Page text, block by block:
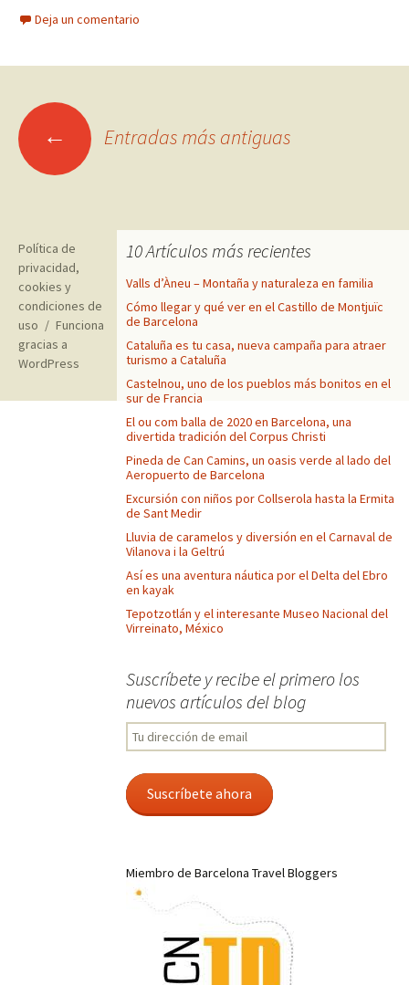
Deja un comentario
Ir
las
entradas
← Entradas más antiguas
10 Artículos más recientes
Valls d’Àneu – Montaña y naturaleza en familia
Cómo llegar y qué ver en el Castillo de Montjuïc
de Barcelona
Cataluña es tu casa, nueva campaña para atraer
turismo a Cataluña
Castelnou, uno de los pueblos más bonitos en el
sur de Francia
El ou com balla de 2020 en Barcelona, una
divertida tradición del Corpus Christi
Pineda de Can Camins, un oasis verde al lado del
Aeropuerto de Barcelona
Excursión con niños por Collserola hasta la Ermita
de Sant Medir
Lluvia de caramelos y diversión en el Carnaval de
Vilanova i la Geltrú
Así es una aventura náutica por el Delta del Ebro
en kayak
Tepotzotlán y el interesante Museo Nacional del
Virreinato, México
Suscríbete y recibe el primero los
nuevos artículos del blog
Tu
dirección
email
Suscríbete ahora
Miembro de Barcelona Travel Bloggers
Política de
privacidad,
cookies y
condiciones de
uso
Funciona
gracias a
WordPress